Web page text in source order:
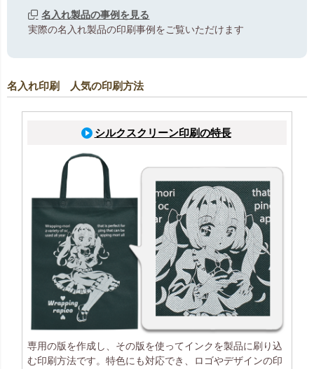
名入れ製品の事例を見る
実際の名入れ製品の印刷事例をご覧いただけます
名入れ印刷 人気の印刷方法
シルクスクリーン印刷の特長
専用の版を作成し、その版を使ってインクを製品に刷り込
む印刷方法です。特色にも対応でき、ロゴやデザインの印